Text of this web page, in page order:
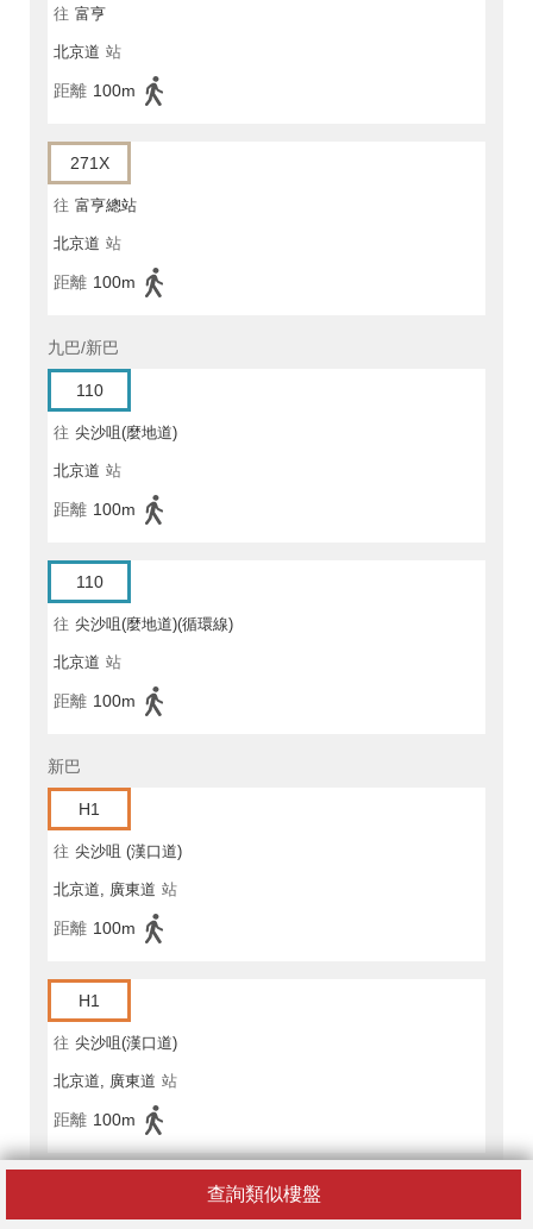
查詢類似樓盤
往 富亨
北京道 站
距離 100m
271X
往 富亨總站
北京道 站
距離 100m
九巴/新巴
110
往 尖沙咀(麼地道)
北京道 站
距離 100m
110
往 尖沙咀(麼地道)(循環線)
北京道 站
距離 100m
新巴
H1
往 尖沙咀 (漢口道)
北京道, 廣東道 站
距離 100m
H1
往 尖沙咀(漢口道)
北京道, 廣東道 站
距離 100m